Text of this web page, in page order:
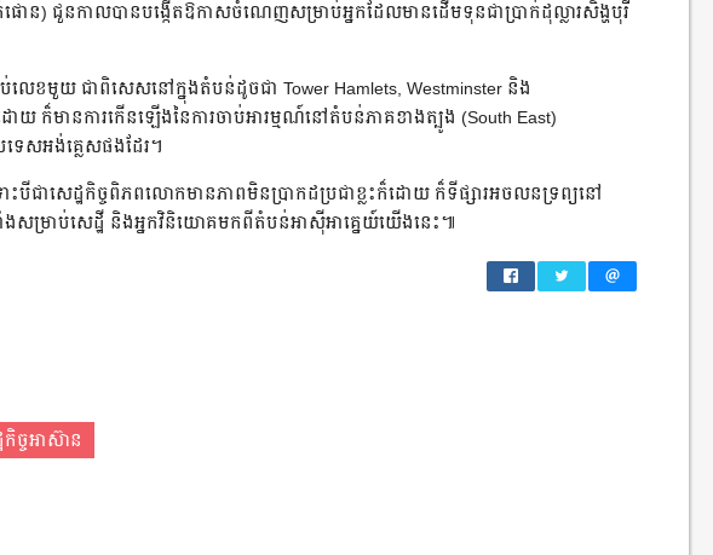
ក់ផោន) ជួនកាលបានបង្កើតឱកាសចំណេញសម្រាប់អ្នកដែលមានដើមទុនជាប្រាក់ដុល្លារសិង្ហបុរី
ខមួយ ជាពិសេសនៅក្នុងតំបន់ដូចជា Tower Hamlets, Westminster និង
ក៏មានការកើនឡើងនៃការចាប់អារម្មណ៍នៅតំបន់ភាគខាងត្បូង (South East)
ទេសអង់គ្លេសផងដែរ។
ះបីជាសេដ្ឋកិច្ចពិភពលោកមានភាពមិនប្រាកដប្រជាខ្លះក៏ដោយ ក៏ទីផ្សារអចលនទ្រព្យនៅ
ងសម្រាប់សេដ្ឋី និងអ្នកវិនិយោគមកពីតំបន់អាស៊ីអាគ្នេយ៍យើងនេះ៕
កិច្ចអាស៊ាន